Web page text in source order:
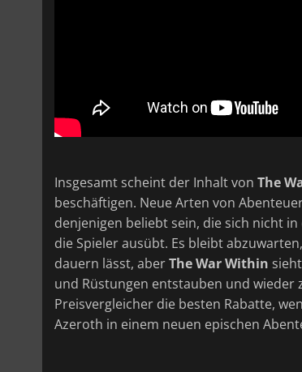
Insgesamt scheint der Inhalt von The
beschäftigen. Neue Arten von
denjenigen beliebt sein, die sich nicht
die Spieler ausübt. Es bleibt
dauern lässt, aberThe War Within
und Rüstungen entstauben und
Preisvergleicher die besten Rabatte,
Azeroth in einem neuen epischen